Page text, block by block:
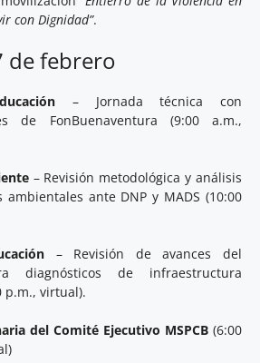
con Dignidad”.
de febrero
– Jornada técnica con
de FonBuenaventura (9:00 a.m.,
– Revisión metodológica y análisis
ante DNP y MADS (10:00
– Revisión de avances del
diagnósticos de infraestructura
p.m., virtual).
del Comité Ejecutivo MSPCB (6:00